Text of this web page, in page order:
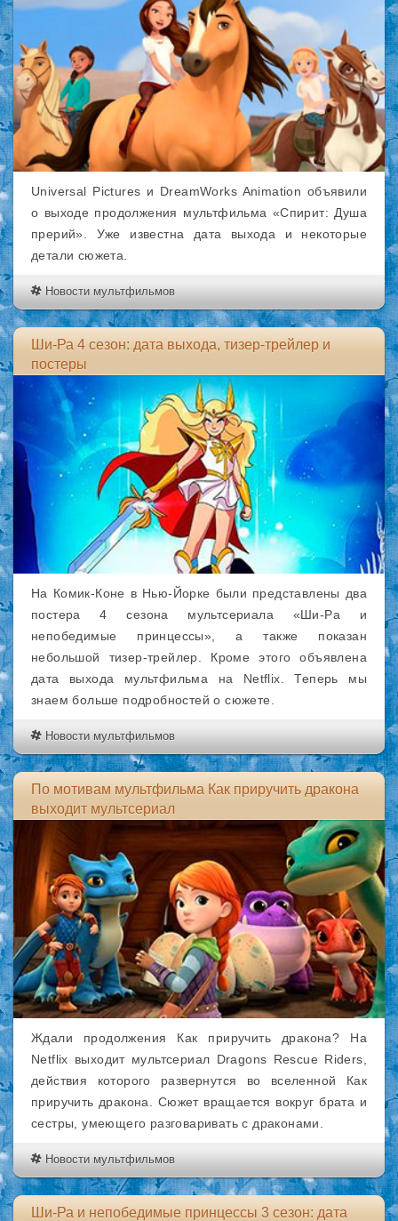
Universal Pictures и DreamWorks Animation объявили
о выходе продолжения мультфильма «Спирит: Душа
прерий». Уже известна дата выхода и некоторые
детали сюжета.
Новости мультфильмов
Ши-Ра 4 сезон: дата выхода, тизер-трейлер и
постеры
На Комик-Коне в Нью-Йорке были представлены два
постера 4 сезона мультсериала «Ши-Ра и
непобедимые принцессы», а также показан
небольшой тизер-трейлер. Кроме этого объявлена
дата выхода мультфильма на Netflix. Теперь мы
знаем больше подробностей о сюжете.
Новости мультфильмов
По мотивам мультфильма Как приручить дракона
выходит мультсериал
Ждали продолжения Как приручить дракона? На
Netflix выходит мультсериал Dragons Rescue Riders,
действия которого развернутся во вселенной Как
приручить дракона. Сюжет вращается вокруг брата и
сестры, умеющего разговаривать с драконами.
Новости мультфильмов
Ши-Ра и непобедимые принцессы 3 сезон: дата